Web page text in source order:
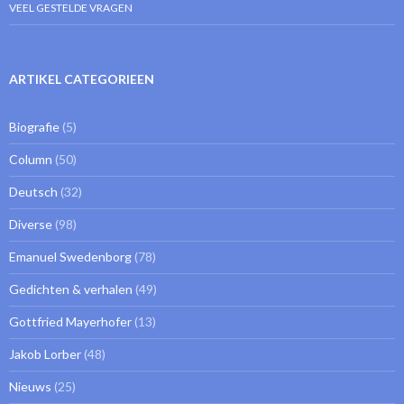
VEEL GESTELDE VRAGEN
ARTIKEL CATEGORIEEN
Biografie (5)
Column (50)
Deutsch (32)
Diverse (98)
Emanuel Swedenborg (78)
Gedichten & verhalen (49)
Gottfried Mayerhofer (13)
Jakob Lorber (48)
Nieuws (25)